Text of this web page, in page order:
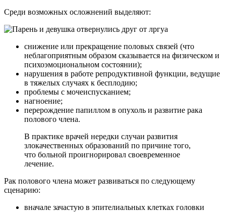
Среди возможных осложнений выделяют:
снижение или прекращение половых связей (что
неблагоприятным образом сказывается на физическом и
психоэмоциональном состоянии);
нарушения в работе репродуктивной функции, ведущие
в тяжелых случаях к бесплодию;
проблемы с мочеиспусканием;
нагноение;
перерождение папиллом в опухоль и развитие рака
полового члена.
В практике врачей нередки случаи развития
злокачественных образований по причине того,
что больной проигнорировал своевременное
лечение.
Рак полового члена может развиваться по следующему
сценарию:
вначале зачастую в эпителиальных клетках головки